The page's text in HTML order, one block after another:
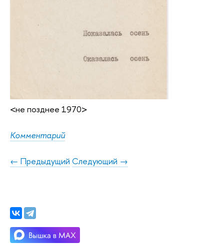
<не позднее 1970>
Комментарий
← Предыдущий Следующий →